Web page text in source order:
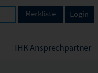
IHK Ansprechpartner
Login
Merkliste